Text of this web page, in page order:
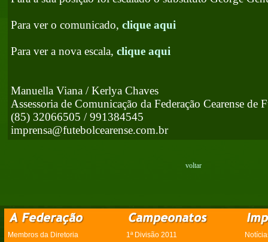
Para ver o comunicado, clique aqui
Para ver a nova escala, clique aqui
Manuella Viana / Kerlya Chaves
Assessoria de Comunicação da Federação Cearense de
(85) 32066505 / 991384545
imprensa@futebolcearense.com.br
voltar
Membros da Diretoria 1ª Divisão 2011